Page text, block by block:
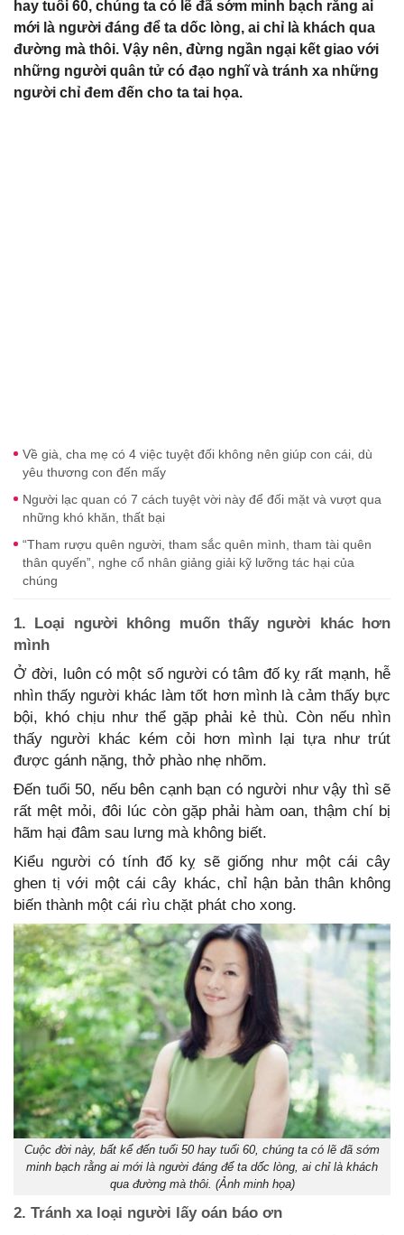
hay tuổi 60, chúng ta có lẽ đã sớm minh bạch rằng ai
mới là người đáng để ta dốc lòng, ai chỉ là khách qua
đường mà thôi. Vậy nên, đừng ngần ngại kết giao với
những người quân tử có đạo nghĩ và tránh xa những
người chỉ đem đến cho ta tai họa.
Về già, cha mẹ có 4 việc tuyệt đối không nên giúp con cái, dù
yêu thương con đến mấy
Người lạc quan có 7 cách tuyệt vời này để đối mặt và vượt qua
những khó khăn, thất bại
“Tham rượu quên người, tham sắc quên mình, tham tài quên
thân quyến”, nghe cổ nhân giảng giải kỹ lưỡng tác hại của
chúng
1. Loại người không muốn thấy người khác hơn
mình
Ở đời, luôn có một số người có tâm đố kỵ rất mạnh, hễ
nhìn thấy người khác làm tốt hơn mình là cảm thấy bực
bội, khó chịu như thể gặp phải kẻ thù. Còn nếu nhìn
thấy người khác kém cỏi hơn mình lại tựa như trút
được gánh nặng, thở phào nhẹ nhõm.
Đến tuổi 50, nếu bên cạnh bạn có người như vậy thì sẽ
rất mệt mỏi, đôi lúc còn gặp phải hàm oan, thậm chí bị
hãm hại đâm sau lưng mà không biết.
Kiểu người có tính đố kỵ sẽ giống như một cái cây
ghen tị với một cái cây khác, chỉ hận bản thân không
biến thành một cái rìu chặt phát cho xong.
Cuộc đời này, bất kể đến tuổi 50 hay tuổi 60, chúng ta có lẽ đã sớm
minh bạch rằng ai mới là người đáng để ta dốc lòng, ai chỉ là khách
qua đường mà thôi. (Ảnh minh họa)
2. Tránh xa loại người lấy oán báo ơn